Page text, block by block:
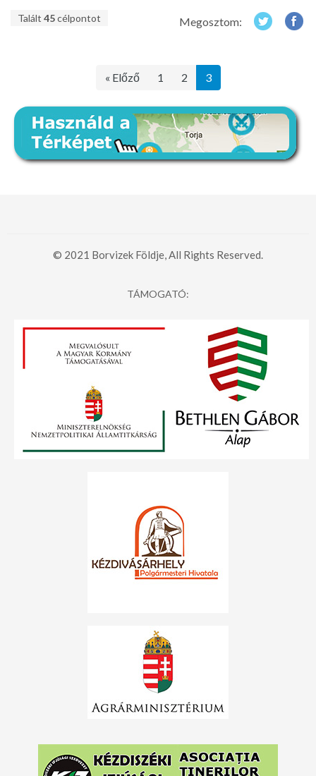
Talált 45célpontot Megosztom:
« Előző 1 2 3
© 2021 Borvizek Földje, All Rights Reserved.
TÁMOGATÓ: